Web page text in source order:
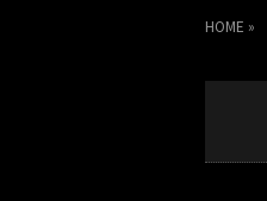
HOME »